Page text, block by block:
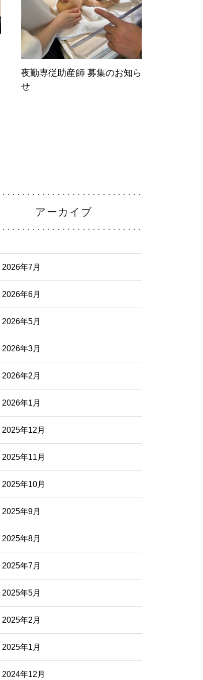
News
夜勤専従助産師 募集のお知ら
せ
アーカイブ
2026年7月
2026年6月
2026年5月
2026年3月
2026年2月
2026年1月
2025年12月
2025年11月
2025年10月
2025年9月
2025年8月
2025年7月
2025年5月
2025年2月
2025年1月
2024年12月